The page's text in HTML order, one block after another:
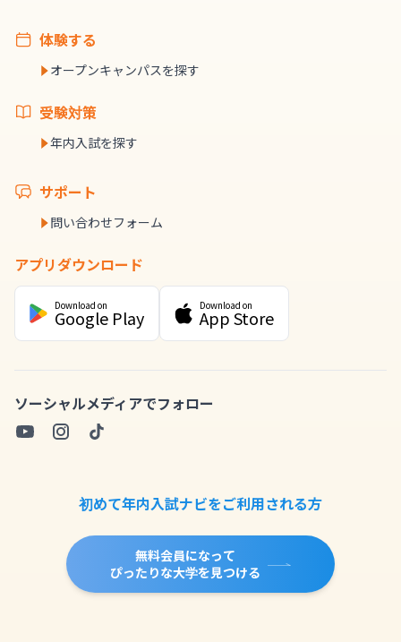
体験する
オープンキャンパスを探す
受験対策
年内入試を探す
サポート
問い合わせフォーム
アプリダウンロード
Download on
Google Play
Download on
App Store
ソーシャルメディアでフォロー
初めて年内入試ナビをご利用される方
無料会員になって
ぴったりな大学を見つける